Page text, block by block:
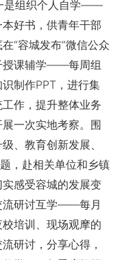
是组织个人自学——
好书，供青年干部
“容城发布”微信公众
授课辅学——每周组
制作PPT，进行集
作，提升整体业务
一次实地考察。围
、教育创新发展、
，赴相关单位和乡镇
感受容城的发展变
流研讨互学——每月
培训、现场观摩的
研讨，分享心得，